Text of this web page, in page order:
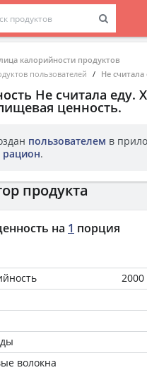
калорийности продуктов
пользователей
Не считала
Не считала еду.
ценность.
пользователем в
.
продукта
на 1 порция
2000
волокна